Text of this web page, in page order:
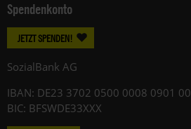
Spendenkonto
JETZT SPENDEN!
SozialBank AG
IBAN: DE23 3702 0500 0008 0901 00
BIC: BFSWDE33XXX